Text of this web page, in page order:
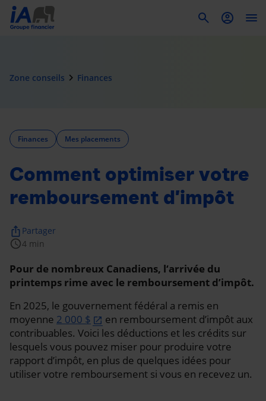
Zone conseils navigate_next Finances
Finances Mes placements
Comment optimiser votre
remboursement d’impôt
schedule4 min
ios_share Partager
Pour de nombreux Canadiens, l‘arrivée du
printemps rime avec le remboursement d’impôt.
En 2025, le gouvernement fédéral a remis en
moyenne 2 000 $
en remboursement d’impôt aux
contribuables. Voici les déductions et les crédits sur
lesquels vous pouvez miser pour produire votre
rapport d’impôt, en plus de quelques idées pour
utiliser votre remboursement si vous en recevez un.